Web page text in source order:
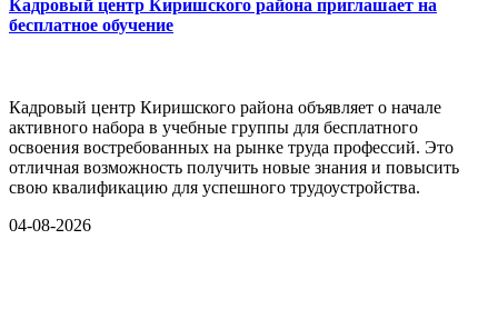
Кадровый центр Киришского района приглашает на
бесплатное обучение
Кадровый центр Киришского района объявляет о начале
активного набора в учебные группы для бесплатного
освоения востребованных на рынке труда профессий. Это
отличная возможность получить новые знания и повысить
свою квалификацию для успешного трудоустройства.
04-08-2026